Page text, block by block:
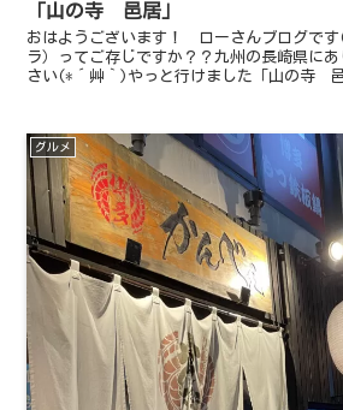
「山の寺 邑居」
おはようございます！ ローさんブログで
ラ）ってご存じですか？？九州の長崎県に
さい(*´艸｀)やっと行けました「山の寺
ます。（ヤマノテラ ユウキョ）「ゆうき
グルメ